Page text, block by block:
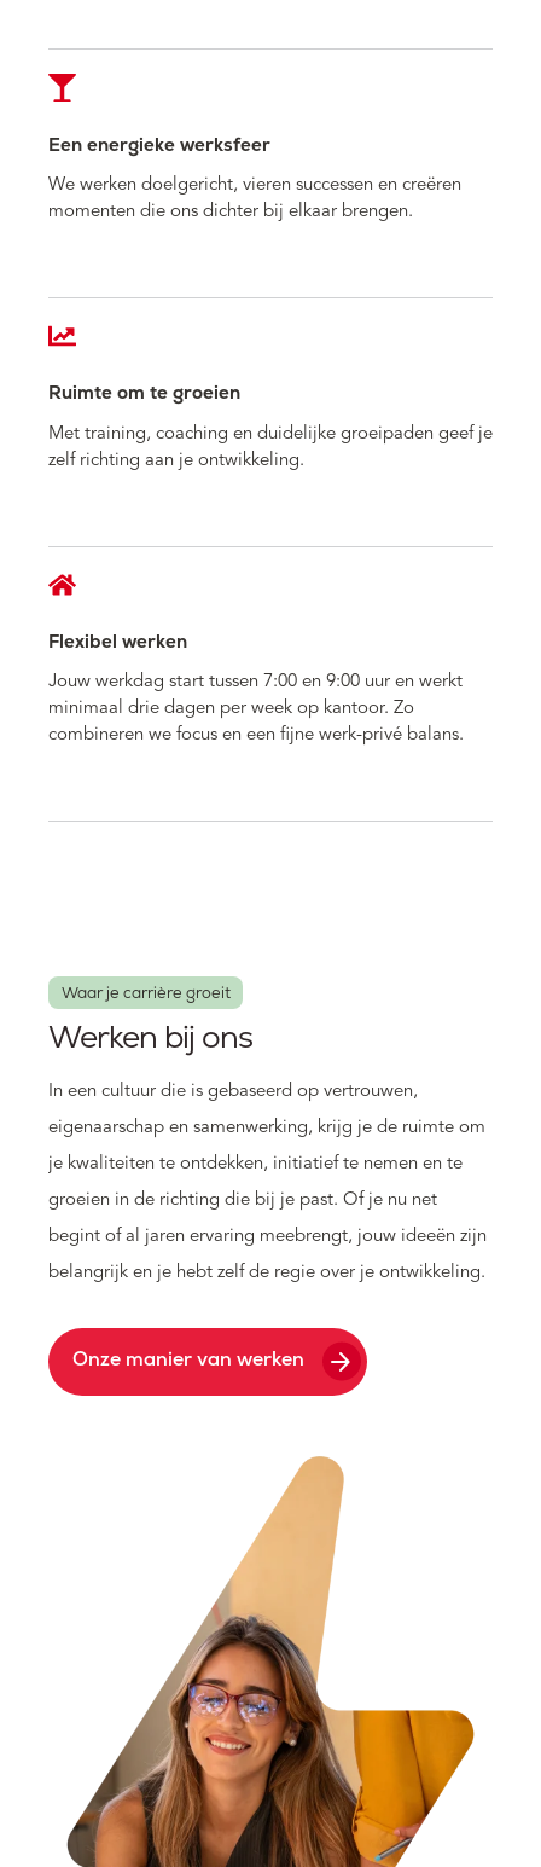
Een energieke werksfeer
We werken doelgericht, vieren successen en creëren
momenten die ons dichter bij elkaar brengen.
Ruimte om te groeien
Met training, coaching en duidelijke groeipaden geef je
zelf richting aan je ontwikkeling.
Flexibel werken
Jouw werkdag start tussen 7:00 en 9:00 uur en werkt
minimaal drie dagen per week op kantoor. Zo
combineren we focus en een fijne werk-privé balans.
Waar je carrière groeit
Werken bij ons
In een cultuur die is gebaseerd op vertrouwen,
eigenaarschap en samenwerking, krijg je de ruimte om
je kwaliteiten te ontdekken, initiatief te nemen en te
groeien in de richting die bij je past. Of je nu net
begint of al jaren ervaring meebrengt, jouw ideeën zijn
belangrijk en je hebt zelf de regie over je ontwikkeling.
Onze manier van werken arrow_forward